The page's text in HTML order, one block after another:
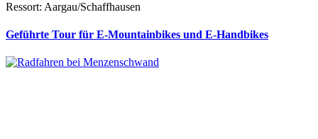
Ressort: Aargau/Schaffhausen
Geführte Tour für E-Mountainbikes und E-Handbikes